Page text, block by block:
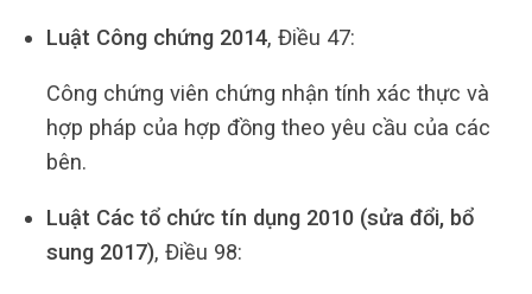
Luật Công chứng 2014, Điều 47:
Công chứng viên chứng nhận tính xác thực và
hợp pháp của hợp đồng theo yêu cầu của các
bên.
Luật Các tổ chức tín dụng 2010 (sửa đổi, bổ
sung 2017), Điều 98: